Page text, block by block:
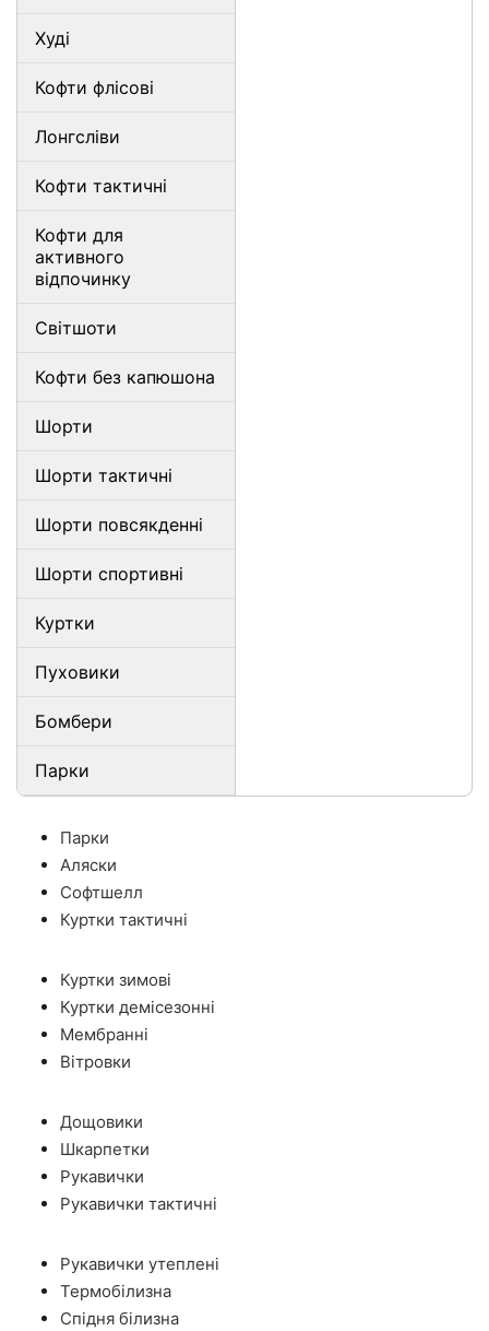
Худі
Кофти флісові
Лонгсліви
Кофти тактичні
Кофти для
активного
відпочинку
Світшоти
Кофти без капюшона
Шорти
Шорти тактичні
Шорти повсякденні
Шорти спортивні
Куртки
Пуховики
Бомбери
Парки
Парки
Аляски
Софтшелл
Куртки тактичні
Куртки зимові
Куртки демісезонні
Мембранні
Вітровки
Дощовики
Шкарпетки
Рукавички
Рукавички тактичні
Рукавички утеплені
Термобілизна
Спідня білизна